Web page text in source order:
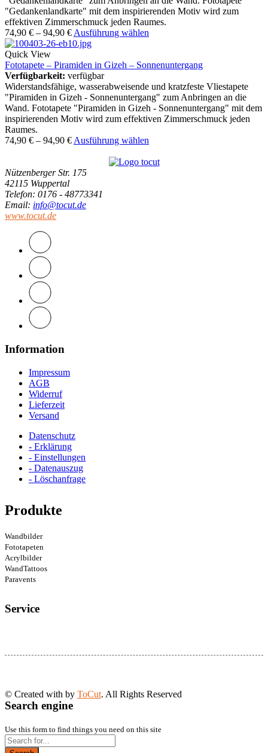
"Gedankenlandkarte" mit dem inspirierenden Motiv wird zum
effektiven Zimmerschmuck jeden Raumes.
74,90 € – 94,90 € Ausführung wählen
Quick View
Fototapete – Piramiden in Gizeh – Sonnenuntergang
Verfügbarkeit: verfügbar
Widerstandsfähige, wasserabweisende und kratzfeste Vliestapete
"Piramiden in Gizeh - Sonnenuntergang" zum Anbringen an die
Wand. Fototapete "Piramiden in Gizeh - Sonnenuntergang" mit dem
inspirierenden Motiv wird zum effektiven Zimmerschmuck jeden
Raumes.
74,90 € – 94,90 € Ausführung wählen
Nützenberger Str. 175
42115 Wuppertal
Telefon: 0176 - 48773341
Email: info@tocut.de
www.tocut.de
Information
Impressum
AGB
Widerruf
Lieferzeit
Versand
Datenschutz
- Erklärung
- Einstellungen
- Datenauszug
- Löschanfrage
Produkte
Wandbilder
Fototapeten
Acrylbilder
WandTattoos
Paravents
Service
© Created with by ToCut. All Rights Reserved
Search engine
Use this form to find things you need on this site